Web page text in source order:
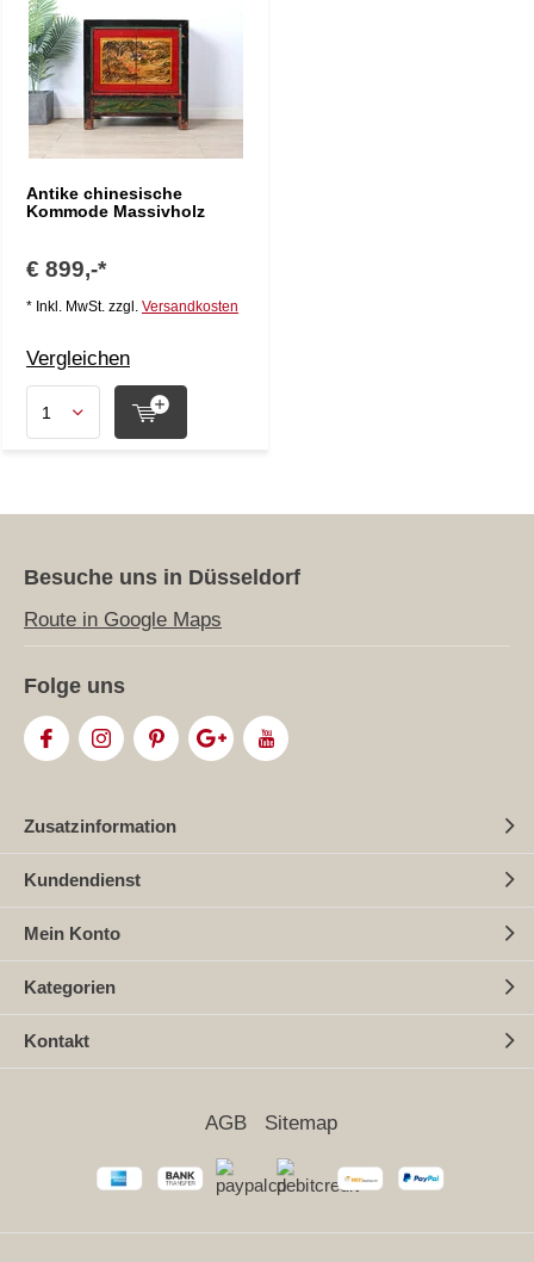
Antike chinesische
Kommode Massivholz
€ 899,-*
* Inkl. MwSt. zzgl. Versandkosten
Vergleichen
Besuche uns in Düsseldorf
Route in Google Maps
Folge uns
Zusatzinformation
Kundendienst
Mein Konto
Kategorien
Kontakt
AGB Sitemap